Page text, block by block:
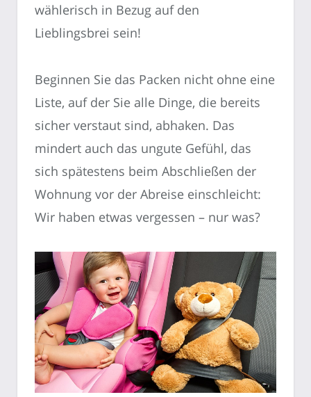
wählerisch in Bezug auf den
Lieblingsbrei sein!
Beginnen Sie das Packen nicht ohne eine
Liste, auf der Sie alle Dinge, die bereits
sicher verstaut sind, abhaken. Das
mindert auch das ungute Gefühl, das
sich spätestens beim Abschließen der
Wohnung vor der Abreise einschleicht:
Wir haben etwas vergessen – nur was?